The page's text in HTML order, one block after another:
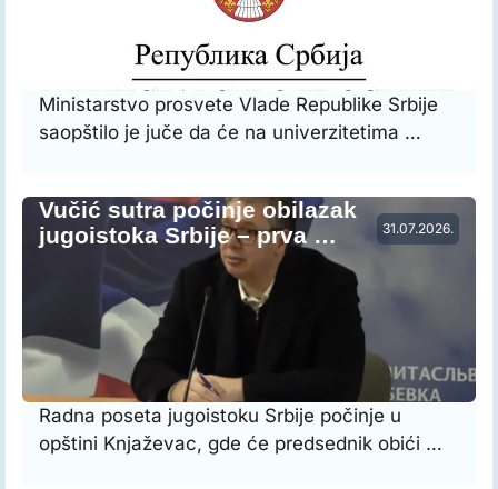
Ministarstvo prosvete Vlade Republike Srbije
saopštilo je juče da će na univerzitetima …
31.07.2026.
Vučić sutra počinje obilazak
jugoistoka Srbije – prva …
Radna poseta jugoistoku Srbije počinje u
opštini Knjaževac, gde će predsednik obići …